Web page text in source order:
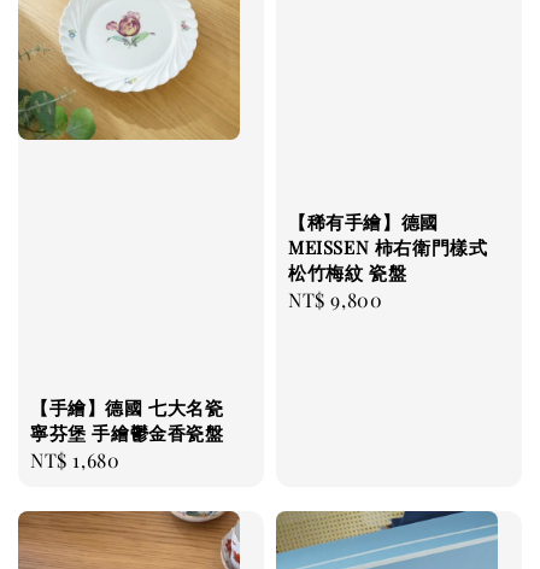
【手繪】德國 七大名瓷
寧芬堡 手繪鬱金香瓷盤
Regular
NT$ 1,680
【稀有手繪】德國
MEISSEN 柿右衛門樣式
松竹梅紋 瓷盤
Regular
NT$ 9,800